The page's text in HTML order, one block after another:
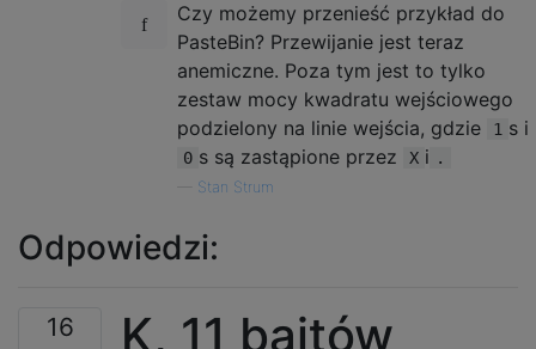
...
...
.X.
...
Czy możemy przenieść przykład do
PasteBin? Przewijanie jest teraz
anemiczne. Poza tym jest to tylko
zestaw mocy kwadratu wejściowego
podzielony na linie wejścia, gdzie
1 s i
0 s są zastąpione przez X i .
Stan Strum
Odpowiedzi:
16 K, 11 bajtów